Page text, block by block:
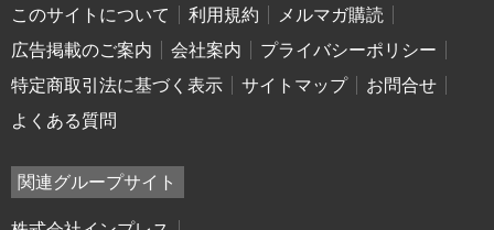
このサイトについて 利用規約
メルマガ購読
広告掲載のご案内
会社案内
プライバシーポリシー
特定商取引法に基づく表示
サイトマップ
お問合せ
よくある質問
関連グループサイト